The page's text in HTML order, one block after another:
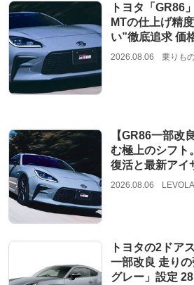
トヨタ「GR86
MTの仕上げ精
い”徹底追求 価
2026.08.06 乗りも
【GR86一部改
む極上のシフト
復活と最新アイ
2026.08.06
トヨタの2ドア
一部改良 走り
グレー」設定